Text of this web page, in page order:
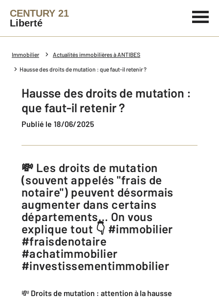
CENTURY 21
Liberté
Immobilier Actualités immobilières à ANTIBES
Hausse des droits de mutation : que faut-il retenir ?
Hausse des droits de mutation :
que faut-il retenir ?
Publié le 18/06/2025
💸 Les droits de mutation
(souvent appelés "frais de
notaire") peuvent désormais
augmenter dans certains
départements… On vous
explique tout 👇 #immobilier
#fraisdenotaire
#achatimmobilier
#investissementimmobilier
💸 Droits de mutation : attention à la hausse